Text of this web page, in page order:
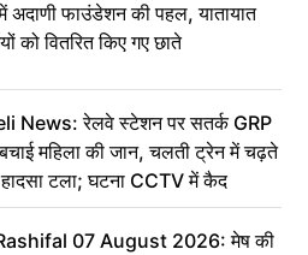
अदाणी फाउंडेशन की पहल, यातायात
को वितरित किए गए छाते
News: रेलवे स्टेशन पर सतर्क GRP
बचाई महिला की जान, चलती ट्रेन में चढ़ते
टला; घटना CCTV में कैद
07 August 2026: मेष की